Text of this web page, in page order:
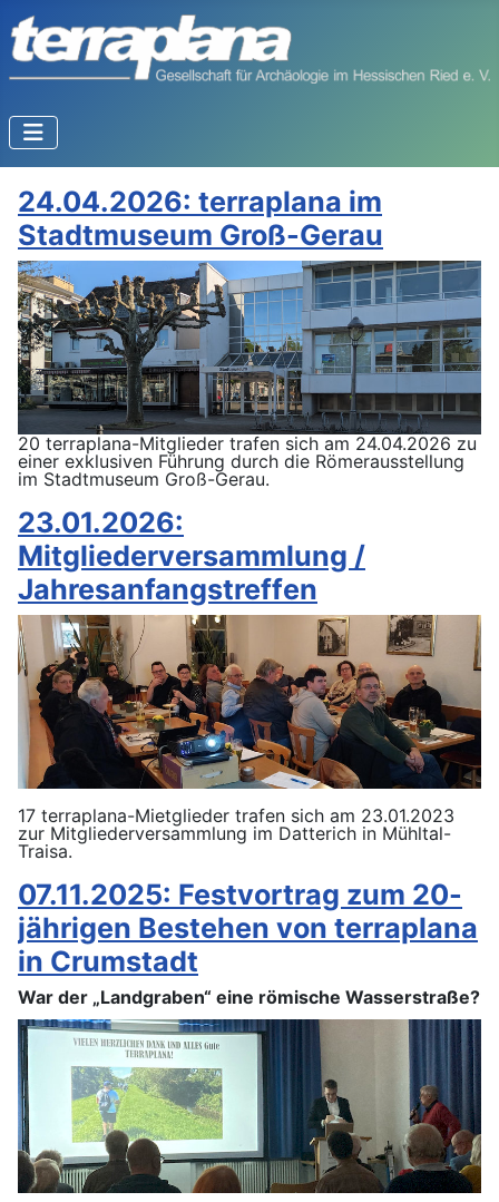
24.04.2026: terraplana im
Stadtmuseum Groß-Gerau
20 terraplana-Mitglieder trafen sich am 24.04.2026 zu
einer exklusiven Führung durch die Römerausstellung
im Stadtmuseum Groß-Gerau.
23.01.2026:
Mitgliederversammlung /
Jahresanfangstreffen
17 terraplana-Mietglieder trafen sich am 23.01.2023
zur Mitgliederversammlung im Datterich in Mühltal-
Traisa.
07.11.2025: Festvortrag zum 20-
jährigen Bestehen von terraplana
in Crumstadt
War der „Landgraben“ eine römische Wasserstraße?